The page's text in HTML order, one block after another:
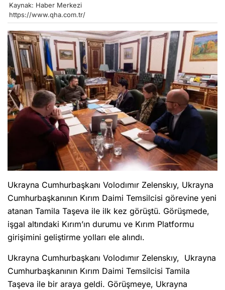
Kaynak: Haber Merkezi
https://www.qha.com.tr/
Ukrayna Cumhurbaşkanı Volodımır Zelenskıy, Ukrayna
Cumhurbaşkanının Kırım Daimi Temsilcisi görevine yeni
atanan Tamila Taşeva ile ilk kez görüştü. Görüşmede,
işgal altındaki Kırım’ın durumu ve Kırım Platformu
girişimini geliştirme yolları ele alındı.
Ukrayna Cumhurbaşkanı Volodımır Zelenskıy, Ukrayna
Cumhurbaşkanının Kırım Daimi Temsilcisi Tamila
Taşeva ile bir araya geldi. Görüşmeye, Ukrayna